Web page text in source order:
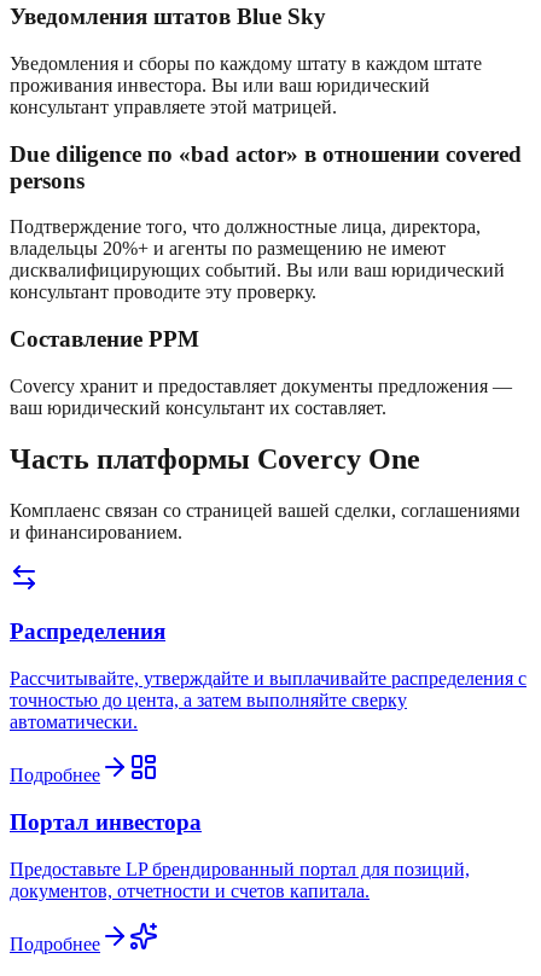
Уведомления штатов Blue Sky
Уведомления и сборы по каждому штату в каждом штате
проживания инвестора. Вы или ваш юридический
консультант управляете этой матрицей.
Due diligence по «bad actor» в отношении covered
persons
Подтверждение того, что должностные лица, директора,
владельцы 20%+ и агенты по размещению не имеют
дисквалифицирующих событий. Вы или ваш юридический
консультант проводите эту проверку.
Составление PPM
Covercy хранит и предоставляет документы предложения —
ваш юридический консультант их составляет.
Часть платформы Covercy One
Комплаенс связан со страницей вашей сделки, соглашениями
и финансированием.
Распределения
Рассчитывайте, утверждайте и выплачивайте распределения с
точностью до цента, а затем выполняйте сверку
автоматически.
Подробнее
Портал инвестора
Предоставьте LP брендированный портал для позиций,
документов, отчетности и счетов капитала.
Подробнее